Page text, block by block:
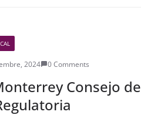
2024 0 Comments
Consejo de